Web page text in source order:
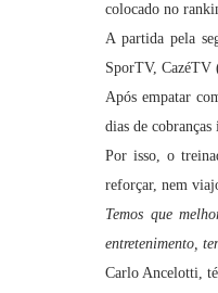
colocado no
A partida pela
SporTV,
Após empatar
dias de
Por isso, o
reforçar, nem
Temos que
entretenimento,
Carlo Ancelotti,